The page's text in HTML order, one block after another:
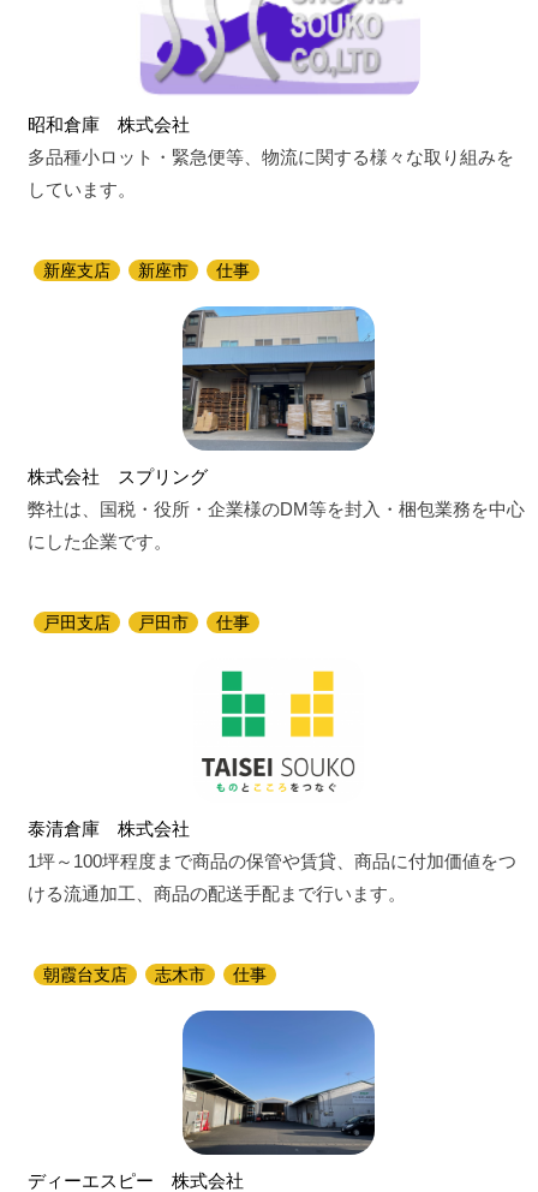
昭和倉庫 株式会社
多品種小ロット・緊急便等、物流に関する様々な取り組みを
しています。
新座支店 新座市 仕事
株式会社 スプリング
弊社は、国税・役所・企業様のDM等を封入・梱包業務を中心
にした企業です。
戸田支店 戸田市 仕事
泰清倉庫 株式会社
1坪～100坪程度まで商品の保管や賃貸、商品に付加価値をつ
ける流通加工、商品の配送手配まで行います。
朝霞台支店 志木市 仕事
ディーエスピー 株式会社